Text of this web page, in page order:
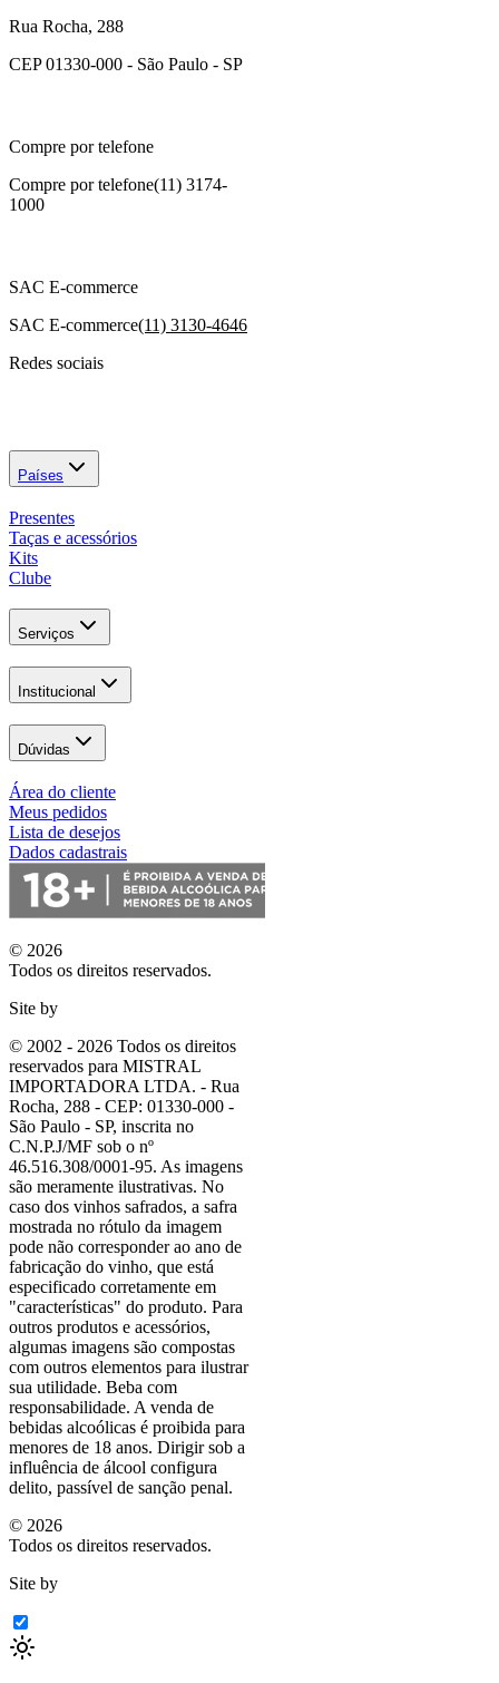
Rua Rocha, 288
CEP 01330-000 - São Paulo - SP
Compre por telefone
Compre por telefone(11) 3174-
1000
SAC E-commerce
SAC E-commerce(11) 3130-4646
Redes sociais
Países
Presentes
Taças e acessórios
Kits
Clube
Serviços
Institucional
Dúvidas
Área do cliente
Meus pedidos
Lista de desejos
Dados cadastrais
© 2026
Todos os direitos reservados.
Site by
© 2002 - 2026 Todos os direitos
reservados para MISTRAL
IMPORTADORA LTDA. - Rua
Rocha, 288 - CEP: 01330-000 -
São Paulo - SP, inscrita no
C.N.P.J/MF sob o nº
46.516.308/0001-95. As imagens
são meramente ilustrativas. No
caso dos vinhos safrados, a safra
mostrada no rótulo da imagem
pode não corresponder ao ano de
fabricação do vinho, que está
especificado corretamente em
"características" do produto. Para
outros produtos e acessórios,
algumas imagens são compostas
com outros elementos para ilustrar
sua utilidade. Beba com
responsabilidade. A venda de
bebidas alcoólicas é proibida para
menores de 18 anos. Dirigir sob a
influência de álcool configura
delito, passível de sanção penal.
© 2026
Todos os direitos reservados.
Site by